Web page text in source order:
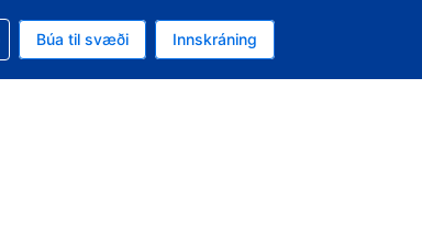
Íslensk króna
er tungumál þitt Íslensku
Búa til svæði Innskráning